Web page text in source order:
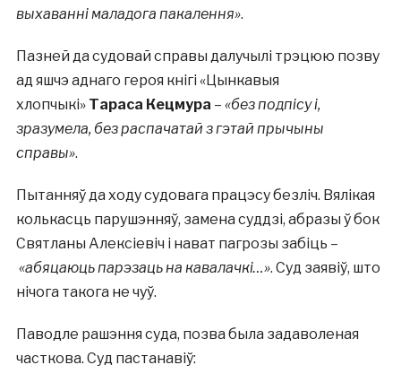
выхаванні маладога пакалення».
Пазней да судовай справы далучылі трэцюю позву
ад яшчэ аднаго героя кнігі «Цынкавыя
хлопчыкі» Тараса Кецмура – «без подпісу і,
зразумела, без распачатай з гэтай прычыны
справы».
Пытанняў да ходу судовага працэсу безліч. Вялікая
колькасць парушэнняў, замена суддзі, абразы ў бок
Святланы Алексіевіч і нават пагрозы забіць –
«абяцаюць парэзаць на кавалачкі…». Суд заявіў, што
нічога такога не чуў.
Паводле рашэння суда, позва была задаволеная
часткова. Суд пастанавіў: